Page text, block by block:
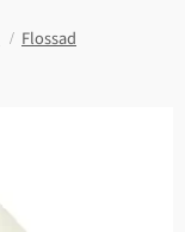
Flossad